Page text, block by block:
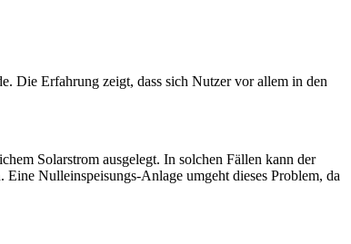
Die Erfahrung zeigt, dass sich Nutzer vor allem in den
Solarstrom ausgelegt. In solchen Fällen kann der
Nulleinspeisungs-Anlage umgeht dieses Problem, da